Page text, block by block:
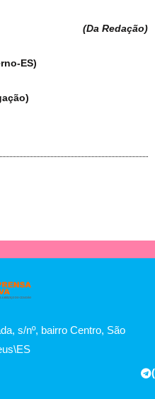
(Da Redação)
ES)
s/nº, bairro Centro, São